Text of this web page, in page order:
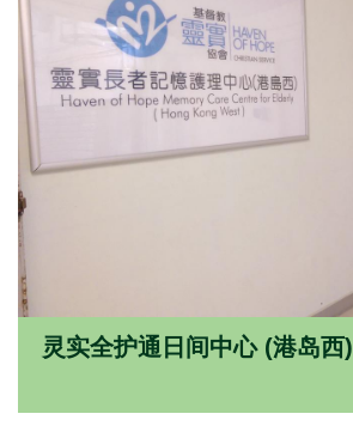
灵实全护通日间中心 (港岛西)